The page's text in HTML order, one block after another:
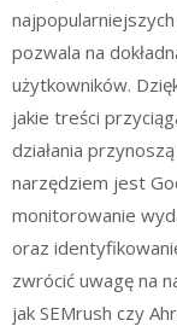
pozwala na
użytkowników.
jakie treści
działania
narzędziem jest
monitorowanie
oraz
zwrócić uwagę na
jak SEMrush czy